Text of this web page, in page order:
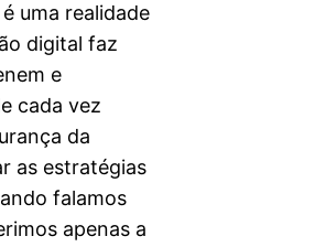
uma realidade
digital faz
e
cada vez
da
as estratégias
falamos
apenas a